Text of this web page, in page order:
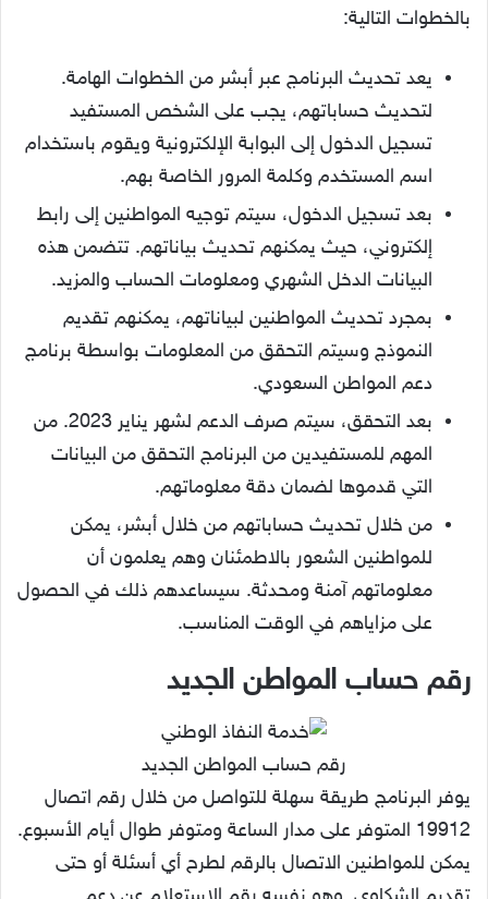
بالخطوات التالية:
يعد تحديث البرنامج عبر أبشر من الخطوات الهامة.
لتحديث حساباتهم، يجب على الشخص المستفيد
تسجيل الدخول إلى البوابة الإلكترونية ويقوم باستخدام
اسم المستخدم وكلمة المرور الخاصة بهم.
بعد تسجيل الدخول، سيتم توجيه المواطنين إلى رابط
إلكتروني، حيث يمكنهم تحديث بياناتهم. تتضمن هذه
البيانات الدخل الشهري ومعلومات الحساب والمزيد.
بمجرد تحديث المواطنين لبياناتهم، يمكنهم تقديم
النموذج وسيتم التحقق من المعلومات بواسطة برنامج
دعم المواطن السعودي.
بعد التحقق، سيتم صرف الدعم لشهر يناير 2023. من
المهم للمستفيدين من البرنامج التحقق من البيانات
التي قدموها لضمان دقة معلوماتهم.
من خلال تحديث حساباتهم من خلال أبشر، يمكن
للمواطنين الشعور بالاطمئنان وهم يعلمون أن
معلوماتهم آمنة ومحدثة. سيساعدهم ذلك في الحصول
على مزاياهم في الوقت المناسب.
رقم حساب المواطن الجديد
رقم حساب المواطن الجديد
يوفر البرنامج طريقة سهلة للتواصل من خلال رقم اتصال
19912 المتوفر على مدار الساعة ومتوفر طوال أيام الأسبوع.
يمكن للمواطنين الاتصال بالرقم لطرح أي أسئلة أو حتى